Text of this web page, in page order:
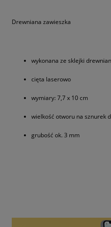
Drewniana zawieszka
wykonana ze sklejki
cięta laserowo
wymiary: 7,7 x 10 cm
wielkość otworu na sznurek
grubość ok. 3 mm